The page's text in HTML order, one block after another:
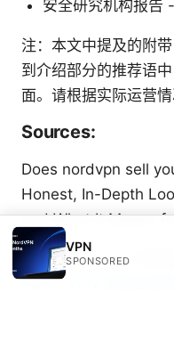
安全研究机构报告
注：本文中提及的附
到介绍部分的推荐语
面。请根据实际运营
Sources:
Does nordvpn sell
Honest, In-Depth
and What It Means
Vpn源码：从入门到实
机场：VPN 使用全景
VPN
SPONSORED